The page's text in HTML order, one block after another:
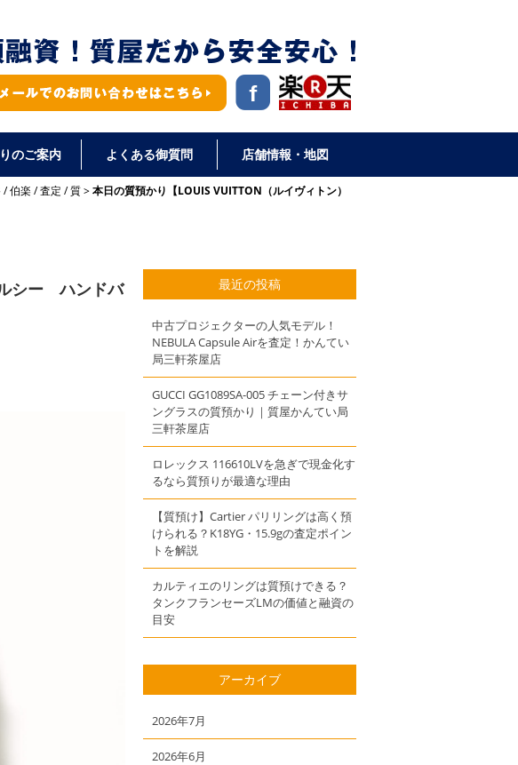
のご案内 よくある御質問 店舗情報・地図
/伯楽/査定 /質 本日の質預かり【LOUIS VUITTON（ルイヴィトン）
シー ハンドバ
最近の投稿
中古プロジェクターの人気モデル！
NEBULA Capsule Airを査定！かんてい
局三軒茶屋店
GUCCI GG1089SA-005 チェーン付きサ
ングラスの質預かり｜質屋かんてい局
三軒茶屋店
ロレックス 116610LVを急ぎで現金化す
るなら質預りが最適な理由
【質預け】Cartier パリリングは高く預
けられる？K18YG・15.9gの査定ポイン
トを解説
カルティエのリングは質預けできる？
タンクフランセーズLMの価値と融資の
目安
アーカイブ
2026年7月
2026年6月